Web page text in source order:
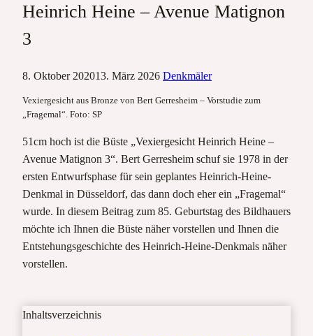
Heinrich Heine – Avenue Matignon
3
8. Oktober 202013. März 2026 Denkmäler
Vexiergesicht aus Bronze von Bert Gerresheim – Vorstudie zum
„Fragemal“. Foto: SP
51cm hoch ist die Büste „Vexiergesicht Heinrich Heine –
Avenue Matignon 3“. Bert Gerresheim schuf sie 1978 in der
ersten Entwurfsphase für sein geplantes Heinrich-Heine-
Denkmal in Düsseldorf, das dann doch eher ein „Fragemal“
wurde. In diesem Beitrag zum 85. Geburtstag des Bildhauers
möchte ich Ihnen die Büste näher vorstellen und Ihnen die
Entstehungsgeschichte des Heinrich-Heine-Denkmals näher
vorstellen.
Inhaltsverzeichnis